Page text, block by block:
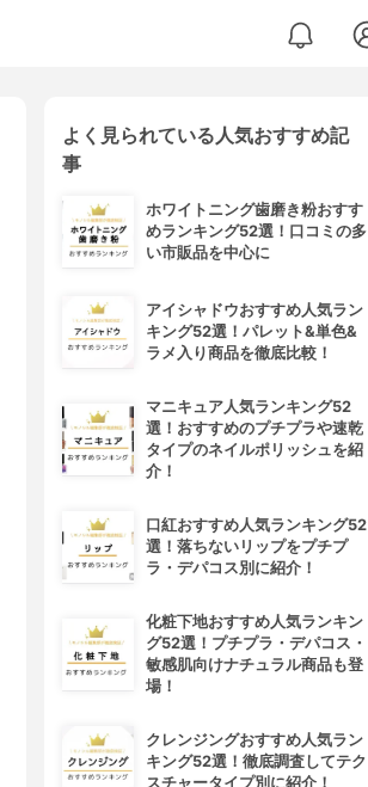
よく見られている人気おすすめ記
事
ホワイトニング歯磨き粉おすす
めランキング52選！口コミの多
い市販品を中心に
アイシャドウおすすめ人気ラン
キング52選！パレット&単色&
ラメ入り商品を徹底比較！
マニキュア人気ランキング52
選！おすすめのプチプラや速乾
タイプのネイルポリッシュを紹
介！
口紅おすすめ人気ランキング52
選！落ちないリップをプチプ
ラ・デパコス別に紹介！
化粧下地おすすめ人気ランキン
グ52選！プチプラ・デパコス・
敏感肌向けナチュラル商品も登
場！
クレンジングおすすめ人気ラン
キング52選！徹底調査してテク
スチャータイプ別に紹介！